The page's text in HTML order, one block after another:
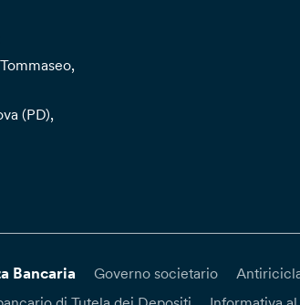
(PD),
Bancaria Governo societario